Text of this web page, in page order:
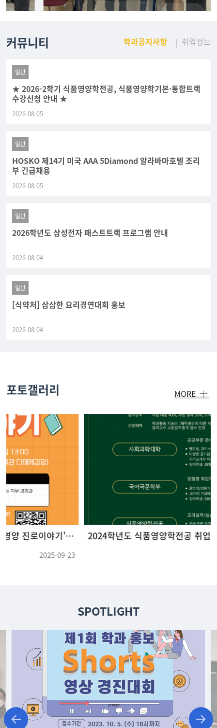
커뮤니티 학과공지사항 취업정보
일반
★ 2026-2학기 식품영양학전공, 식품영양학기본·통합트랙
수강신청 안내 ★
2026-08-05
일반
HOSKO 제14기 미국 AAA 5Diamond 알라바마호텔 조리
부 긴급채용
2026-08-05
일반
2026학년도 삼성전자 패스트트랙 프로그램 안내
2026-08-04
일반
[식약처] 삼삼한 요리경연대회 홍보
2026-08-04
포토갤러리 MORE
2024학년도 식품영양학전공 취업활동 우수상 수상
SPOTLIGHT